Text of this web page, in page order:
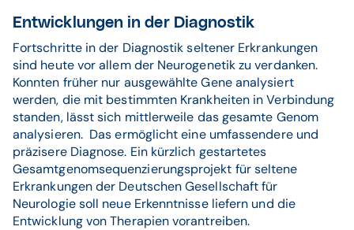
Entwicklungen in der Diagnostik
Fortschritte in der Diagnostik seltener Erkrankungen
sind heute vor allem der Neurogenetik zu verdanken.
Konnten früher nur ausgewählte Gene analysiert
werden, die mit bestimmten Krankheiten in Verbindung
standen, lässt sich mittlerweile das gesamte Genom
analysieren. Das ermöglicht eine umfassendere und
präzisere Diagnose. Ein kürzlich gestartetes
Gesamtgenomsequenzierungsprojekt für seltene
Erkrankungen der Deutschen Gesellschaft für
Neurologie soll neue Erkenntnisse liefern und die
Entwicklung von Therapien vorantreiben.